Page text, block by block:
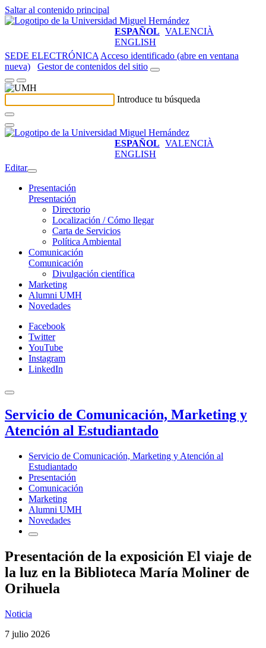
Saltar al contenido principal
ESPAÑOL VALENCIÀ
ENGLISH
SEDE ELECTRÓNICA Acceso identificado (abre en ventana
nueva)
Gestor de contenidos del sitio
Introduce tu búsqueda
ESPAÑOL VALENCIÀ
ENGLISH
Editar
Presentación
Presentación
Directorio
Localización / Cómo llegar
Carta de Servicios
Política Ambiental
Comunicación
Comunicación
Divulgación científica
Marketing
Alumni UMH
Novedades
Facebook
Twitter
YouTube
Instagram
LinkedIn
Servicio de Comunicación, Marketing y
Atención al Estudiantado
Servicio de Comunicación, Marketing y Atención al
Estudiantado
Presentación
Comunicación
Marketing
Alumni UMH
Novedades
Presentación de la exposición El viaje de
la luz en la Biblioteca María Moliner de
Orihuela
Noticia
7 julio 2026